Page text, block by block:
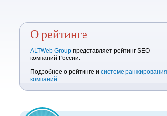
О рейтинге
ALTWeb Group представляет рейтинг SEO-
компаний России.
Подробнее о рейтинге и системе ранжирования
компаний.